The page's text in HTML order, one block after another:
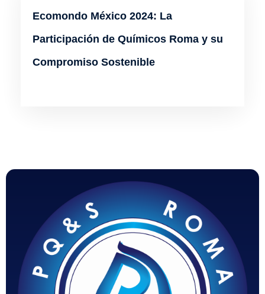
Ecomondo México 2024: La
Participación de Químicos Roma y su
Compromiso Sostenible